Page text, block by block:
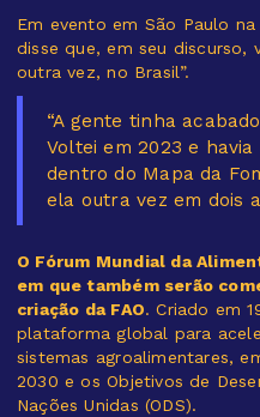
Em evento em São Paulo
disse que, em seu discurso,
outra vez, no Brasil”.
“A gente tinha
Voltei em 2023 e
dentro do Mapa da
ela outra vez em dois
O Fórum Mundial da
em que também serão
criação da FAO. Criado em
plataforma global para
sistemas agroalimentares,
2030 e os Objetivos de
Nações Unidas (ODS).